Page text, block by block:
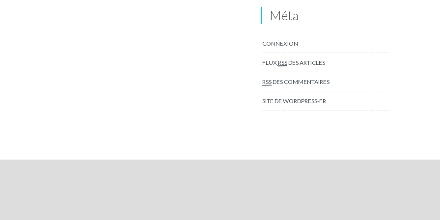
Méta
CONNEXION
FLUXRSSDES ARTICLES
RSSDES COMMENTAIRES
SITE DE WORDPRESS-FR